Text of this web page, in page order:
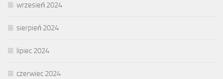
wrzesień 2024
sierpień 2024
lipiec 2024
czerwiec 2024